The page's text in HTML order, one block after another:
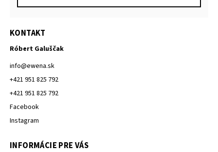
KONTAKT
Róbert Galuščak
info@ewena.sk
+421 951 825 792
+421 951 825 792
Facebook
Instagram
INFORMÁCIE PRE VÁS